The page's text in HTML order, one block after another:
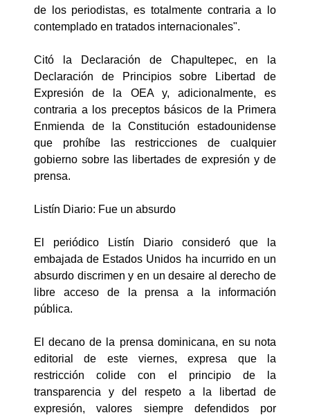
de los periodistas, es totalmente contraria a lo
contemplado en tratados internacionales".
Citó la Declaración de Chapultepec, en la
Declaración de Principios sobre Libertad de
Expresión de la OEA y, adicionalmente, es
contraria a los preceptos básicos de la Primera
Enmienda de la Constitución estadounidense
que prohíbe las restricciones de cualquier
gobierno sobre las libertades de expresión y de
prensa.
Listín Diario: Fue un absurdo
El periódico Listín Diario consideró que la
embajada de Estados Unidos ha incurrido en un
absurdo discrimen y en un desaire al derecho de
libre acceso de la prensa a la información
pública.
El decano de la prensa dominicana, en su nota
editorial de este viernes, expresa que la
restricción colide con el principio de la
transparencia y del respeto a la libertad de
expresión, valores siempre defendidos por